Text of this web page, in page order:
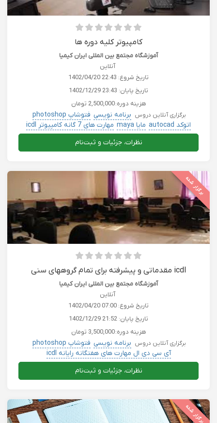
کامپیوتر کلیه دوره ها
آموزشگاه مجتمع بین المللی ایران کیمیا
آنلاین
تاریخ شروع: 1402/04/20 22:43
تاریخ پایان: 1402/12/29 23:43
هزینه دوره:2,500,000 تومان
برگزاری آنلاین دروس برنامه نویسی فتوشاپ photoshop
اتوکد autocad
مایا maya
مهارت های 7 گانه کامپیوتر icdl
نظرات، جزئیات و ثبت‌نام
برگزار شده
icdl مقدماتی و پیشرفته برای تمام گروههای سنی
آموزشگاه مجتمع بین المللی ایران کیمیا
آنلاین
تاریخ شروع: 1402/04/20 07:00
تاریخ پایان: 1402/12/29 21:52
هزینه دوره:3,500,000 تومان
برگزاری آنلاین دروس برنامه نویسی فتوشاپ photoshop
آی سی دی ال مهارت های هفتگانه رایانه icdl
برنامه نویسی هنرستان طراحی وب کسب و کار
نظرات، جزئیات و ثبت‌نام
برگزار شده